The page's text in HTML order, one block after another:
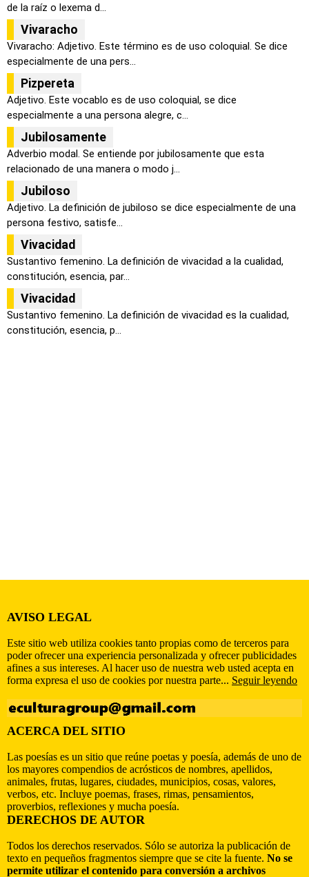
de la raíz o lexema d...
Vivaracho
Vivaracho: Adjetivo. Este término es de uso coloquial. Se dice
especialmente de una pers...
Pizpereta
Adjetivo. Este vocablo es de uso coloquial, se dice
especialmente a una persona alegre, c...
Jubilosamente
Adverbio modal. Se entiende por jubilosamente que esta
relacionado de una manera o modo j...
Jubiloso
Adjetivo. La definición de jubiloso se dice especialmente de una
persona festivo, satisfe...
Vivacidad
Sustantivo femenino. La definición de vivacidad a la cualidad,
constitución, esencia, par...
Vivacidad
Sustantivo femenino. La definición de vivacidad es la cualidad,
constitución, esencia, p...
AVISO LEGAL
Este sitio web utiliza cookies tanto propias como de terceros para
poder ofrecer una experiencia personalizada y ofrecer publicidades
afines a sus intereses. Al hacer uso de nuestra web usted acepta en
forma expresa el uso de cookies por nuestra parte... Seguir leyendo
ACERCA DEL SITIO
Las poesías es un sitio que reúne poetas y poesía, además de uno de
los mayores compendios de acrósticos de nombres, apellidos,
animales, frutas, lugares, ciudades, municipios, cosas, valores,
verbos, etc. Incluye poemas, frases, rimas, pensamientos,
proverbios, reflexiones y mucha poesía.
DERECHOS DE AUTOR
Todos los derechos reservados. Sólo se autoriza la publicación de
texto en pequeños fragmentos siempre que se cite la fuente. No se
permite utilizar el contenido para conversión a archivos